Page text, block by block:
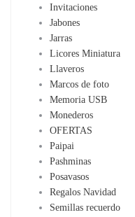
Invitaciones
Jabones
Jarras
Licores Miniatura
Llaveros
Marcos de foto
Memoria USB
Monederos
OFERTAS
Paipai
Pashminas
Posavasos
Regalos Navidad
Semillas recuerdo